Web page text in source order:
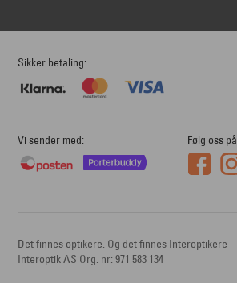
Sikker betaling
Vi sender med Følg oss på
Det finnes optikere. Og det finnes Interoptikere
Interoptik AS Org. nr: 971 583 134